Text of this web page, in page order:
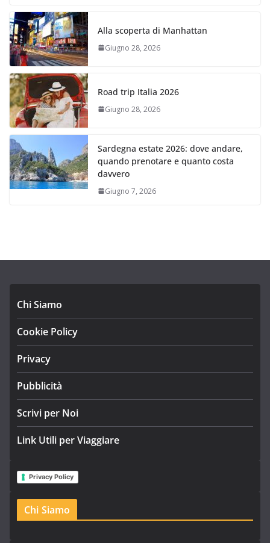
Alla scoperta di Manhattan
Giugno 28, 2026
Road trip Italia 2026
Giugno 28, 2026
Sardegna estate 2026: dove andare,
quando prenotare e quanto costa
davvero
Giugno 7, 2026
Chi Siamo
Cookie Policy
Privacy
Pubblicità
Scrivi per Noi
Link Utili per Viaggiare
Privacy Policy
Chi Siamo